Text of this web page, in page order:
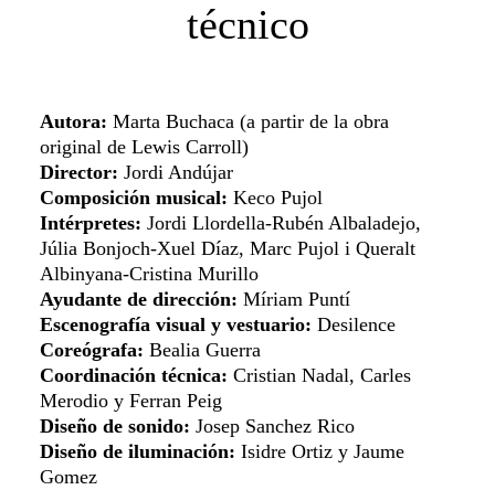
técnico
Autora: Marta Buchaca (a partir de la obra
original de Lewis Carroll)
Director: Jordi Andújar
Composición musical: Keco Pujol
Intérpretes: Jordi Llordella-Rubén Albaladejo,
Júlia Bonjoch-Xuel Díaz, Marc Pujol i Queralt
Albinyana-Cristina Murillo
Ayudante de dirección: Míriam Puntí
Escenografía visual y vestuario: Desilence
Coreógrafa: Bealia Guerra
Coordinación técnica: Cristian Nadal, Carles
Merodio y Ferran Peig
Diseño de sonido: Josep Sanchez Rico
Diseño de iluminación: Isidre Ortiz y Jaume
Gomez